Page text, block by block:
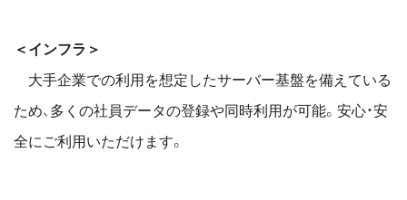
＜インフラ＞
大手企業での利用を想定したサーバー基盤を備えている
ため、多くの社員データの登録や同時利用が可能。安心・安
全にご利用いただけます。